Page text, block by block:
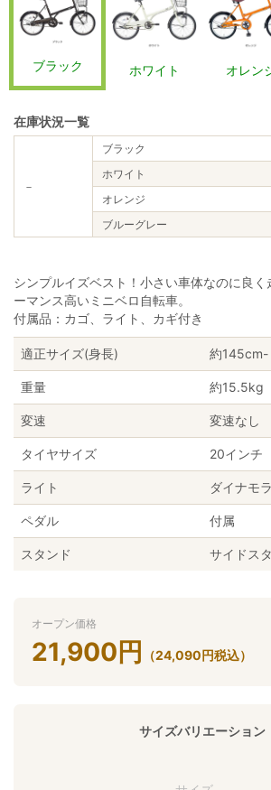
ブラック ホワイト オレン
在庫状況一覧
－
ブラック
ホワイト
オレンジ
ブルーグレー
シンプルイズベスト！小さい車体なのに良く
ーマンス高いミニベロ自転車。
付属品：カゴ、ライト、カギ付き
適正サイズ(身長) 約145cm-
重量 約15.5kg
変速 変速なし
タイヤサイズ 20インチ
ライト ダイナモ
ペダル 付属
スタンド サイドス
オープン価格
21,900円 （24,090円税込）
サイズバリエーション